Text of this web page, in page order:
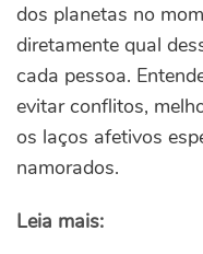
dos planetas no
diretamente qual
cada pessoa.
evitar conflitos,
os laços afetivos
namorados.
Leia mais: